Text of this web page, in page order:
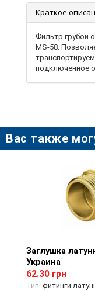
Краткое
Фильтр грубой
MS-58.
подключенное
Вас также
Заглушка
Украина
62.30 грн
Тип: фитинги